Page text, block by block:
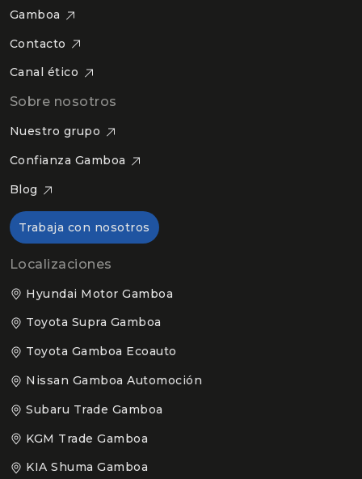
Gamboa
Contacto
Canal ético
Sobre nosotros
Nuestro grupo
Confianza Gamboa
Blog
Trabaja con nosotros
Localizaciones
Hyundai Motor Gamboa
Toyota Supra Gamboa
Toyota Gamboa Ecoauto
Nissan Gamboa Automoción
Subaru Trade Gamboa
KGM Trade Gamboa
KIA Shuma Gamboa